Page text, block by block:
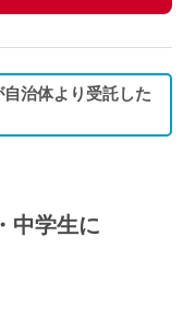
～19:30 G家庭
治体より受託した
中学生に